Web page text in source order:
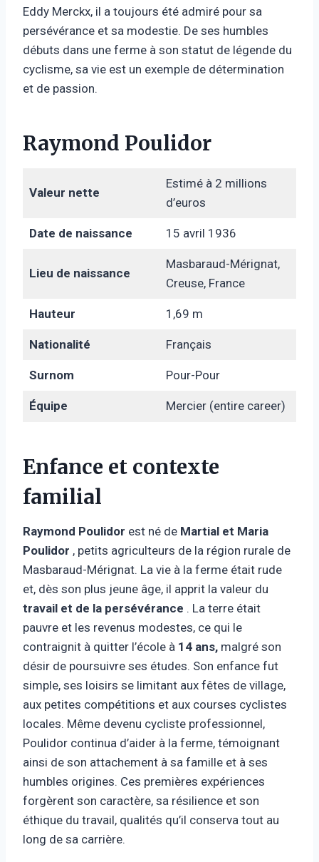
Eddy Merckx, il a toujours été admiré pour sa
persévérance et sa modestie. De ses humbles
débuts dans une ferme à son statut de légende du
cyclisme, sa vie est un exemple de détermination
et de passion.
Raymond Poulidor
Valeur nette
Estimé à 2 millions
d’euros
Date de naissance 15 avril 1936
Lieu de naissance
Masbaraud-Mérignat,
Creuse, France
Hauteur 1,69 m
Nationalité Français
Surnom Pour-Pour
Équipe Mercier (entire career)
Enfance et contexte
familial
Raymond Poulidor est né de Martial et Maria
Poulidor , petits agriculteurs de la région rurale de
Masbaraud-Mérignat. La vie à la ferme était rude
et, dès son plus jeune âge, il apprit la valeur du
travail et de la persévérance . La terre était
pauvre et les revenus modestes, ce qui le
contraignit à quitter l’école à 14 ans, malgré son
désir de poursuivre ses études. Son enfance fut
simple, ses loisirs se limitant aux fêtes de village,
aux petites compétitions et aux courses cyclistes
locales. Même devenu cycliste professionnel,
Poulidor continua d’aider à la ferme, témoignant
ainsi de son attachement à sa famille et à ses
humbles origines. Ces premières expériences
forgèrent son caractère, sa résilience et son
éthique du travail, qualités qu’il conserva tout au
long de sa carrière.